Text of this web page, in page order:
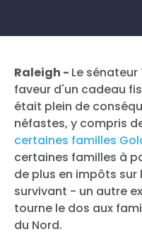
Raleigh - Le sénateur
faveur d'un cadeau
était plein de
néfastes, y compris
certaines familles
certaines familles à
de plus en impôts
survivant - un autre
tourne le dos aux
du Nord.